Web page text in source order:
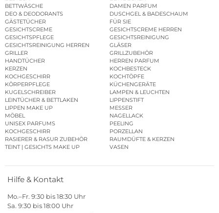
BETTWÄSCHE
DAMEN PARFUM
DEO & DEODORANTS
DUSCHGEL & BADESCHAUM
GÄSTETÜCHER
FÜR SIE
GESICHTSCREME
GESICHTSCREME HERREN
GESICHTSPFLEGE
GESICHTSREINIGUNG
GESICHTSREINIGUNG HERREN
GLÄSER
GRILLER
GRILLZUBEHÖR
HANDTÜCHER
HERREN PARFUM
KERZEN
KOCHBESTECK
KOCHGESCHIRR
KOCHTÖPFE
KÖRPERPFLEGE
KÜCHENGERÄTE
KUGELSCHREIBER
LAMPEN & LEUCHTEN
LEINTÜCHER & BETTLAKEN
LIPPENSTIFT
LIPPEN MAKE UP
MESSER
MÖBEL
NAGELLACK
UNISEX PARFUMS
PEELING
KOCHGESCHIRR
PORZELLAN
RASIERER & RASUR ZUBEHÖR
RAUMDÜFTE & KERZEN
TEINT | GESICHTS MAKE UP
VASEN
Hilfe & Kontakt
Mo.–Fr. 9:30 bis 18:30 Uhr
Sa. 9:30 bis 18:00 Uhr